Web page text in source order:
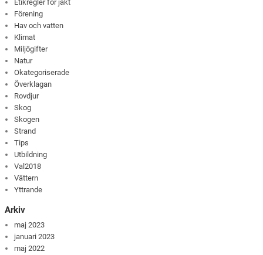
Etikregler för jakt
Förening
Hav och vatten
Klimat
Miljögifter
Natur
Okategoriserade
Överklagan
Rovdjur
Skog
Skogen
Strand
Tips
Utbildning
Val2018
Vättern
Yttrande
Arkiv
maj 2023
januari 2023
maj 2022